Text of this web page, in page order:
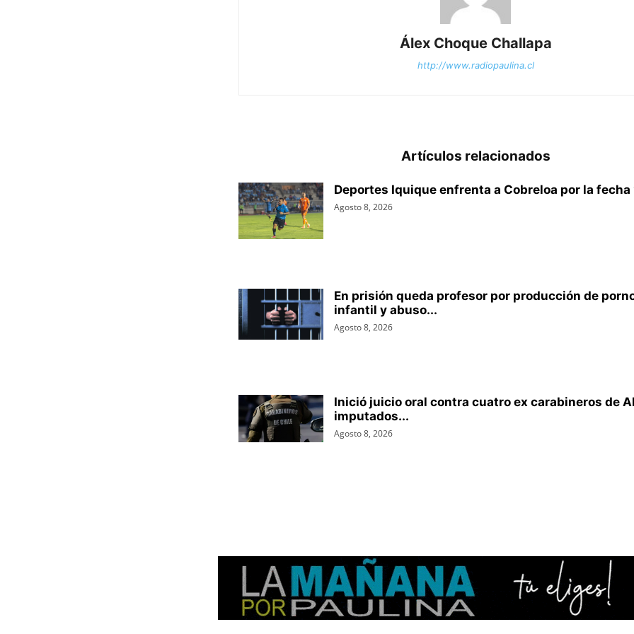
Álex Choque Challapa
http://www.radiopaulina.cl
Artículos relacionados
Deportes Iquique enfrenta a Cobreloa por la fecha
Agosto 8, 2026
En prisión queda profesor por producción de
infantil y abuso...
Agosto 8, 2026
Inició juicio oral contra cuatro ex carabineros de
imputados...
Agosto 8, 2026